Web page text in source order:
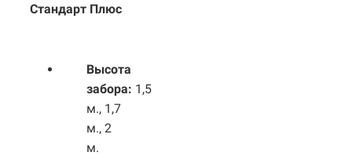
Стандарт Плюс
Высота
забора: 1,5
м., 1,7
м., 2
м.